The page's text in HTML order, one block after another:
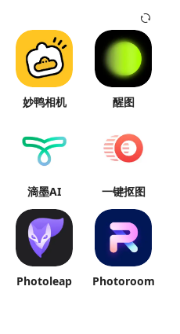
妙鸭相机 醒图
滴墨AI 一键抠图
Photoleap Photoroom